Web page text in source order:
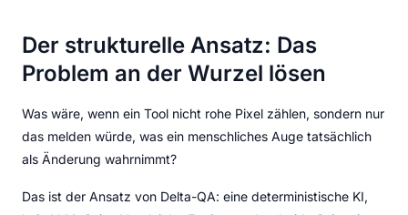
Der strukturelle Ansatz: Das
Problem an der Wurzel lösen
Was wäre, wenn ein Tool nicht rohe Pixel zählen, sondern nur
das melden würde, was ein menschliches Auge tatsächlich
als Änderung wahrnimmt?
Das ist der Ansatz von Delta-QA: eine deterministische KI,